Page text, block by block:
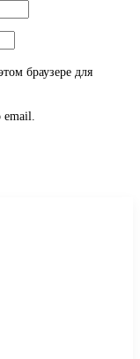
браузере для
email.